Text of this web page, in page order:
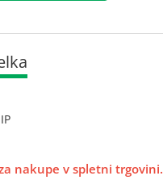
nakupe v spletni trgovini.